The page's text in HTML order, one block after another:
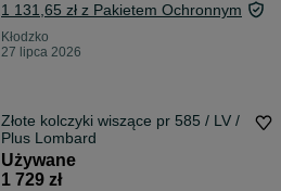
1 131,65 zł z Pakietem Ochronnym
Kłodzko
27 lipca 2026
Złote kolczyki wiszące pr 585 / LV /
Plus Lombard
Używane
1 729 zł